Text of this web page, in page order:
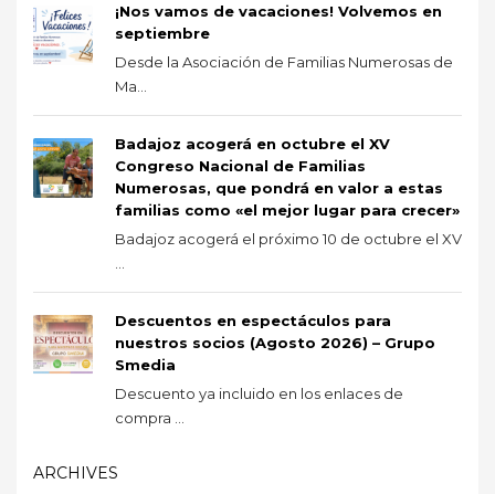
¡Nos vamos de vacaciones! Volvemos en
septiembre
Desde la Asociación de Familias Numerosas de
Ma...
Badajoz acogerá en octubre el XV
Congreso Nacional de Familias
Numerosas, que pondrá en valor a estas
familias como «el mejor lugar para crecer»
Badajoz acogerá el próximo 10 de octubre el XV
Descuentos en espectáculos para
nuestros socios (Agosto 2026) – Grupo
Smedia
Descuento ya incluido en los enlaces de
compra ...
ARCHIVES